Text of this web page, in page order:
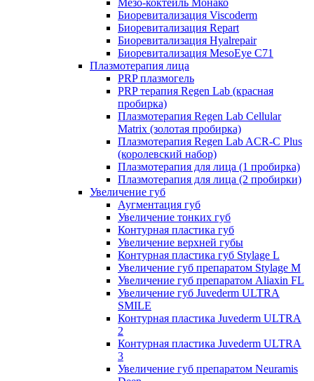
Мезо-коктейль Монако
Биоревитализация Viscoderm
Биоревитализация Repart
Биоревитализация Hyalrepair
Биоревитализация MesoEye C71
Плазмотерапия лица
PRP плазмогель
PRP терапия Regen Lab (красная
пробирка)
Плазмотерапия Regen Lab Cellular
Matrix (золотая пробирка)
Плазмотерапия Regen Lab ACR-C Plus
(королевский набор)
Плазмотерапия для лица (1 пробирка)
Плазмотерапия для лица (2 пробирки)
Увеличение губ
Аугментация губ
Увеличение тонких губ
Контурная пластика губ
Увеличение верхней губы
Контурная пластика губ Stylage L
Увеличение губ препаратом Stylage M
Увеличение губ препаратом Aliaxin FL
Увеличение губ Juvederm ULTRA
SMILE
Контурная пластика Juvederm ULTRA
2
Контурная пластика Juvederm ULTRA
3
Увеличение губ препаратом Neuramis